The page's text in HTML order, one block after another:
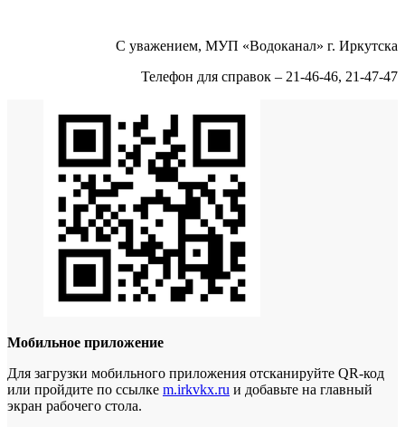
С уважением, МУП «Водоканал» г. Иркутска
Телефон для справок – 21-46-46, 21-47-47
Мобильное приложение
Для загрузки мобильного приложения отсканируйте QR-код
или пройдите по ссылке m.irkvkx.ru и добавьте на главный
экран рабочего стола.